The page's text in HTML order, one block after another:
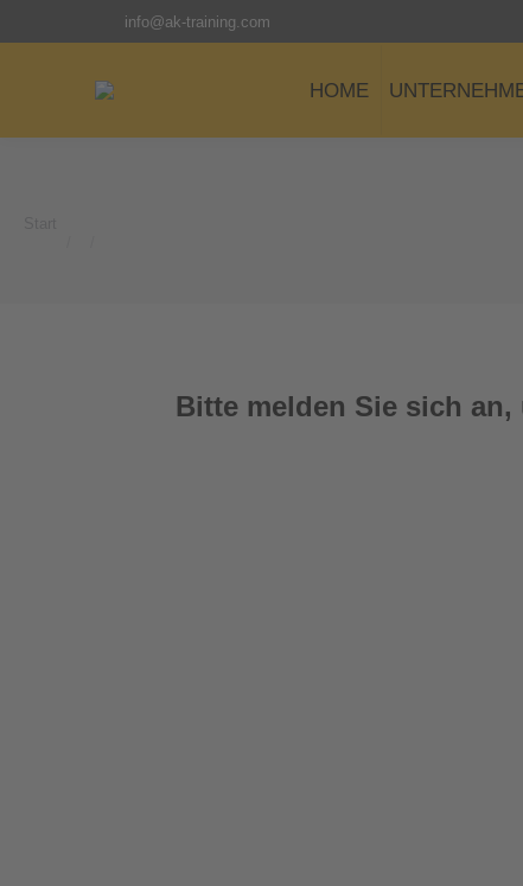
info@ak-training.com
HOME
Bitte melden Sie sich